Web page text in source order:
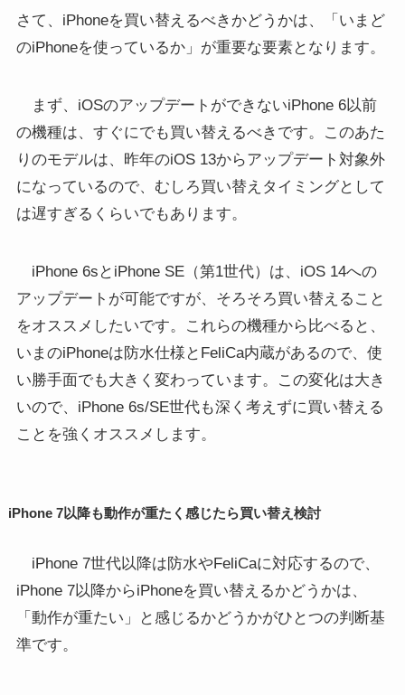
さて、iPhoneを買い替えるべきかどうかは、「いまど
のiPhoneを使っているか」が重要な要素となります。
まず、iOSのアップデートができないiPhone 6以前
の機種は、すぐにでも買い替えるべきです。このあた
りのモデルは、昨年のiOS 13からアップデート対象外
になっているので、むしろ買い替えタイミングとして
は遅すぎるくらいでもあります。
iPhone 6sとiPhone SE（第1世代）は、iOS 14への
アップデートが可能ですが、そろそろ買い替えること
をオススメしたいです。これらの機種から比べると、
いまのiPhoneは防水仕様とFeliCa内蔵があるので、使
い勝手面でも大きく変わっています。この変化は大き
いので、iPhone 6s/SE世代も深く考えずに買い替える
ことを強くオススメします。
iPhone 7以降も動作が重たく感じたら買い替え検討
iPhone 7世代以降は防水やFeliCaに対応するので、
iPhone 7以降からiPhoneを買い替えるかどうかは、
「動作が重たい」と感じるかどうかがひとつの判断基
準です。